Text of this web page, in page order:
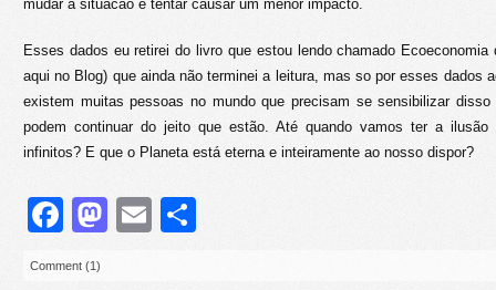
mudar a situacao e tentar causar um menor impacto.
Esses dados eu retirei do livro que estou lendo chamado
aqui no Blog) que ainda não terminei a leitura, mas so por esses dados
existem muitas pessoas no mundo que precisam se sensibilizar
podem continuar do jeito que estão. Até quando vamos ter a
infinitos? E que o Planeta está eterna e inteiramente ao nosso dispor?
Facebook
Mastodon
Email
Comment (1)